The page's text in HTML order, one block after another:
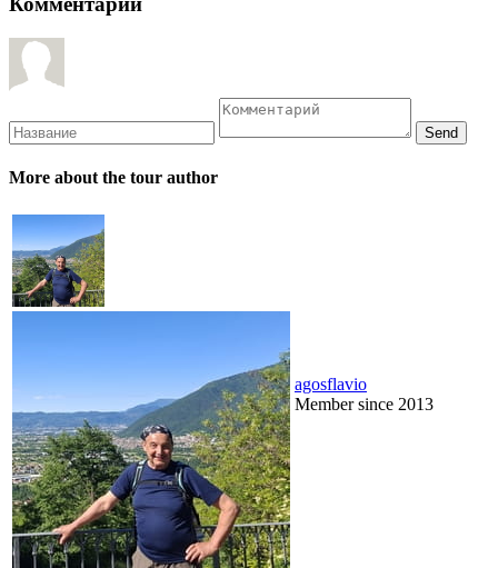
More about the tour author
agosflavio
Member since 2013